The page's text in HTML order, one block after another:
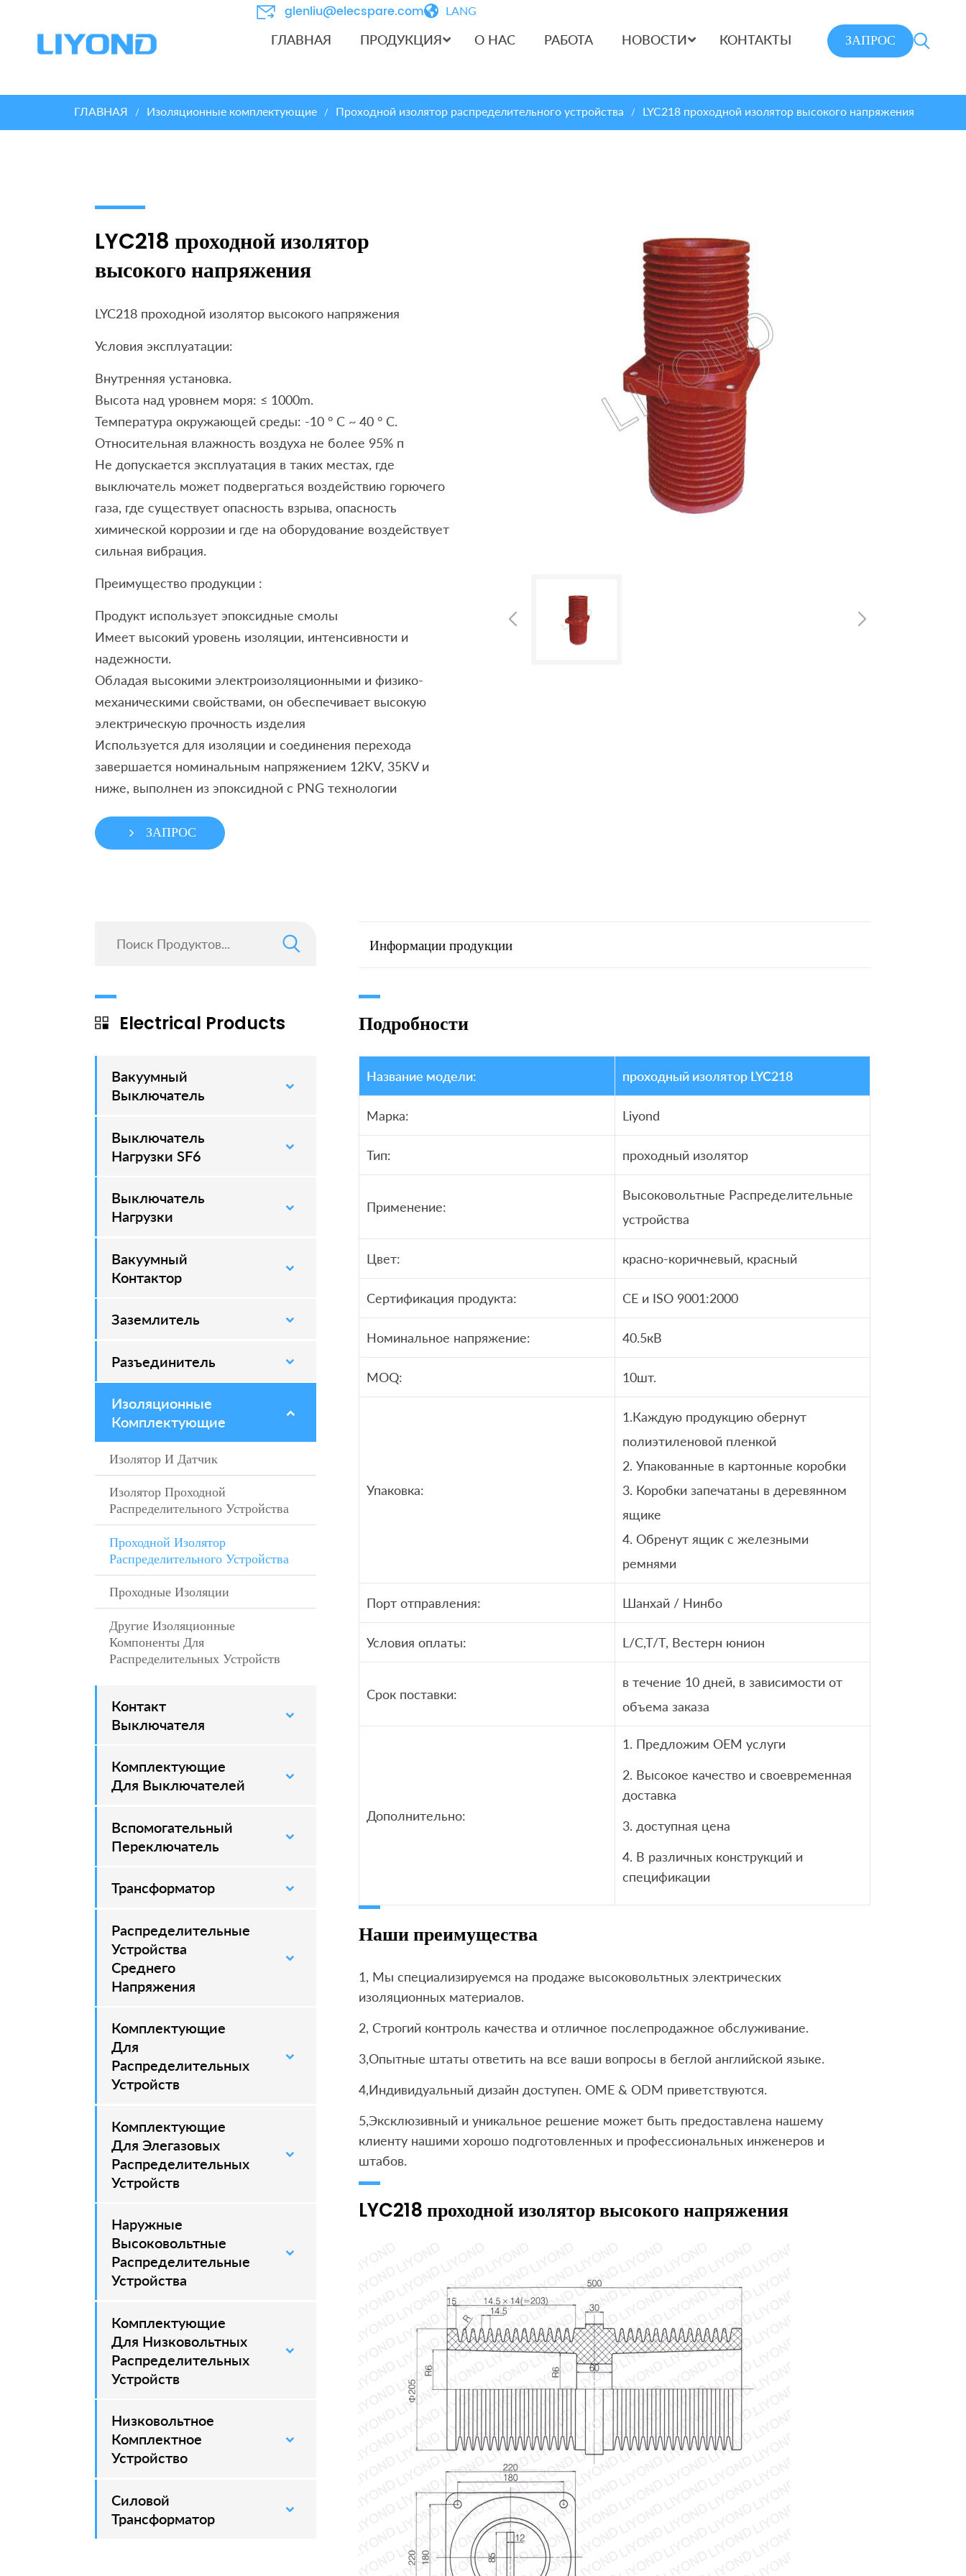
glenliu@elecspare.com LANG
ГЛАВНАЯ ПРОДУКЦИЯ О НАС РАБОТА НОВОСТИ КОНТАКТЫ ЗАПРОС
ГЛАВНАЯ / Изоляционные комплектующие / Проходной изолятор распределительного устройства / LYC218 проходной изолятор высокого напряжения
LYC218 проходной изолятор
высокого напряжения
LYC218 проходной изолятор высокого напряжения
Условия эксплуатации:
Внутренняя установка.
Высота над уровнем моря: ≤ 1000m.
Температура окружающей среды: -10 ° C ~ 40 ° С.
Относительная влажность воздуха не более 95% п
Не допускается эксплуатация в таких местах, где
выключатель может подвергаться воздействию горючего
газа, где существует опасность взрыва, опасность
химической коррозии и где на оборудование воздействует
сильная вибрация.
Преимущество продукции :
Продукт использует эпоксидные смолы
Имеет высокий уровень изоляции, интенсивности и
надежности.
Обладая высокими электроизоляционными и физико-
механическими свойствами, он обеспечивает высокую
электрическую прочность изделия
Используется для изоляции и соединения перехода
завершается номинальным напряжением 12KV, 35KV и
ниже, выполнен из эпоксидной с PNG технологии
ЗАПРОС
Electrical Products
Вакуумный
Выключатель
–
Выключатель
Нагрузки SF6
–
Выключатель
Нагрузки
–
Вакуумный
Контактор
–
Заземлитель
–
Разъединитель
–
Изоляционные
Комплектующие
–
Изолятор И Датчик
–
Изолятор Проходной
Распределительного Устройства
–
Проходной Изолятор
Распределительного Устройства
–
Проходные Изоляции
–
Другие Изоляционные
Компоненты Для
Распределительных Устройств
–
Контакт
Выключателя
–
Комплектующие
Для Выключателей
–
Вспомогательный
Переключатель
–
Трансформатор
Распределительные
Устройства
Среднего
Напряжения
–
Комплектующие
Для
Распределительных
Устройств
–
Комплектующие
Для Элегазовых
Распределительных
Устройств
–
Наружные
Высоковольтные
Распределительные
Устройства
–
Комплектующие
Для Низковольтных
Распределительных
Устройств
Низковольтное
Комплектное
Устройство
Силовой
Трансформатор
–
Информации продукции
Подробности
Название модели: проходный изолятор LYC218
Марка: Liyond
Тип: проходный изолятор
Применение:
Высоковольтные Распределительные
устройства
Цвет: красно-коричневый, красный
Сертификация продукта: CE и ISO 9001:2000
Номинальное напряжение: 40.5кВ
MOQ: 10шт.
Упаковка:
1.Каждую продукцию обернут
полиэтиленовой пленкой
2. Упакованные в картонные коробки
3. Коробки запечатаны в деревянном
ящике
4. Обренут ящик с железными
ремнями
Порт отправления: Шанхай / Нинбо
Условия оплаты: L/C,T/T, Вестерн юнион
Срок поставки:
в течение 10 дней, в зависимости от
объема заказа
Дополнительно:
1. Предложим OEM услуги
2. Высокое качество и своевременная
доставка
3. доступная цена
4. В различных конструкций и
спецификации
Наши преимущества
1, Мы специализируемся на продаже высоковольтных электрических
изоляционных материалов.
2, Строгий контроль качества и отличное послепродажное обслуживание.
3,Опытные штаты ответить на все ваши вопросы в беглой английской языке.
4,Индивидуальный дизайн доступен. OME & ODM приветствуются.
5,Эксклюзивный и уникальное решение может быть предоставлена ​​нашему
клиенту нашими хорошо подготовленных и профессиональных инженеров и
штабов.
LYC218 проходной изолятор высокого напряжения